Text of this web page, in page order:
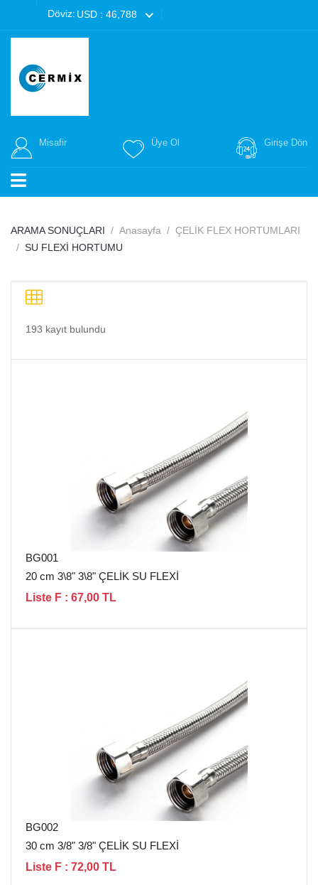
Döviz: USD : 46,788
Misafir Üye Ol Girişe Dön
ARAMA SONUÇLARI Anasayfa
ÇELİK FLEX HORTUMLARI
SU FLEXİ HORTUMU
193 kayıt bulundu
BG001
20 cm 3\8" 3\8" ÇELİK SU FLEXİ
Liste F : 67,00 TL
BG002
30 cm 3/8" 3/8" ÇELİK SU FLEXİ
Liste F : 72,00 TL